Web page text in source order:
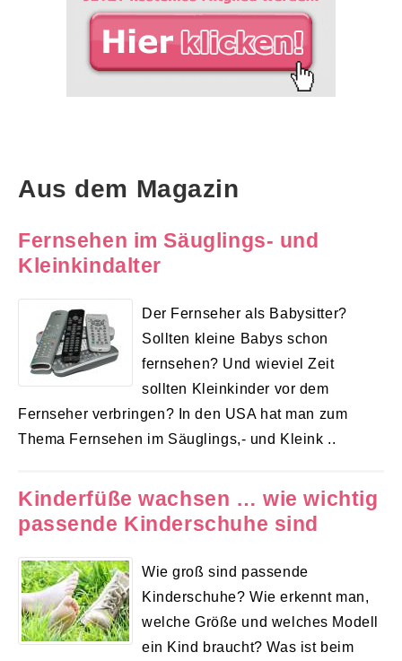
Aus dem Magazin
Fernsehen im Säuglings- und
Kleinkindalter
Der Fernseher als Babysitter?
Sollten kleine Babys schon
fernsehen? Und wieviel Zeit
sollten Kleinkinder vor dem
Fernseher verbringen? In den USA hat man zum
Thema Fernsehen im Säuglings,- und Kleink ..
Kinderfüße wachsen … wie wichtig
passende Kinderschuhe sind
Wie groß sind passende
Kinderschuhe? Wie erkennt man,
welche Größe und welches Modell
ein Kind braucht? Was ist beim